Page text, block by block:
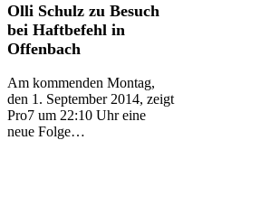
Olli
Schulz
zu
Besuch
Haftbefehl
in
Offenbach
Olli Schulz zu Besuch
bei Haftbefehl in
Offenbach
Am kommenden Montag,
den 1. September 2014, zeigt
Pro7 um 22:10 Uhr eine
neue Folge…